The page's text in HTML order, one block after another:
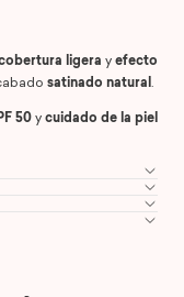
ligera yefecto
satinado natural.
50ycuidado de la piel